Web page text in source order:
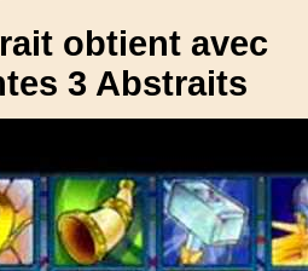
obtient avec
3 Abstraits